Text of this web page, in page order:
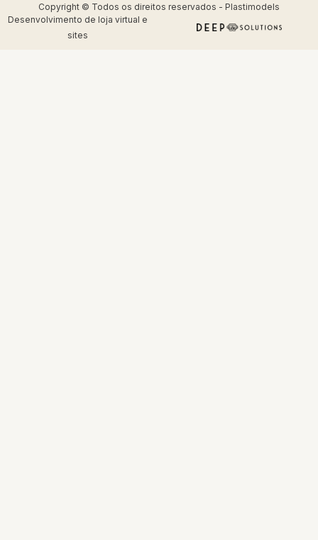
Copyright © Todos os direitos reservados - Plastimodels
Desenvolvimento de loja virtual e
sites